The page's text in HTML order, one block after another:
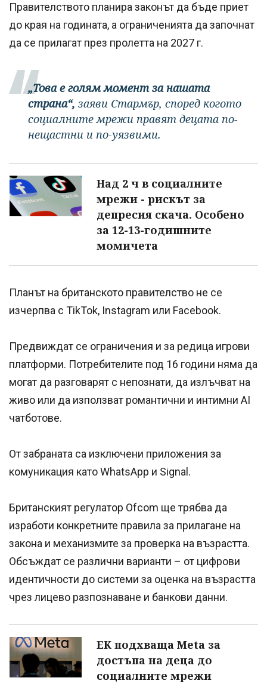
Правителството планира законът да бъде приет
до края на годината, а ограниченията да започнат
да се прилагат през пролетта на 2027 г.
„Това е голям момент за нашата
страна“, заяви Стармър, според когото
социалните мрежи правят децата по-
нещастни и по-уязвими.
Над 2 ч в социалните
мрежи - рискът за
депресия скача. Особено
за 12-13-годишните
момичета
Планът на британското правителство не се
изчерпва с TikTok, Instagram или Facebook.
Предвиждат се ограничения и за редица игрови
платформи. Потребителите под 16 години няма да
могат да разговарят с непознати, да излъчват на
живо или да използват романтични и интимни AI
чатботове.
От забраната са изключени приложения за
комуникация като WhatsApp и Signal.
Британският регулатор Ofcom ще трябва да
изработи конкретните правила за прилагане на
закона и механизмите за проверка на възрастта.
Обсъждат се различни варианти – от цифрови
идентичности до системи за оценка на възрастта
чрез лицево разпознаване и банкови данни.
ЕК подхваща Meta за
достъпа на деца до
социалните мрежи